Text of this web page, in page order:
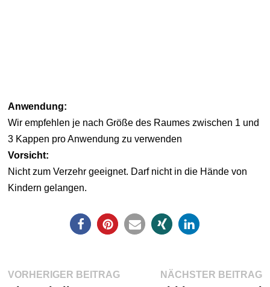
Anwendung:
Wir empfehlen je nach Größe des Raumes zwischen 1 und
3 Kappen pro Anwendung zu verwenden
Vorsicht:
Nicht zum Verzehr geeignet. Darf nicht in die Hände von
Kindern gelangen.
Beitragsnavigation
VORHERIGER BEITRAGVorherigerNÄCHSTER BEITRAG